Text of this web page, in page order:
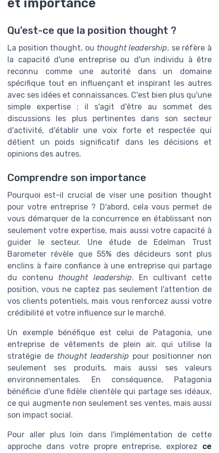
et importance
Qu'est-ce que la position thought ?
La position thought, ou thought leadership, se réfère à
la capacité d'une entreprise ou d'un individu à être
reconnu comme une autorité dans un domaine
spécifique tout en influençant et inspirant les autres
avec ses idées et connaissances. C'est bien plus qu'une
simple expertise ; il s'agit d'être au sommet des
discussions les plus pertinentes dans son secteur
d'activité, d'établir une voix forte et respectée qui
détient un poids significatif dans les décisions et
opinions des autres.
Comprendre son importance
Pourquoi est-il crucial de viser une position thought
pour votre entreprise ? D'abord, cela vous permet de
vous démarquer de la concurrence en établissant non
seulement votre expertise, mais aussi votre capacité à
guider le secteur. Une étude de Edelman Trust
Barometer révèle que 55% des décideurs sont plus
enclins à faire confiance à une entreprise qui partage
du contenu thought leadership. En cultivant cette
position, vous ne captez pas seulement l'attention de
vos clients potentiels, mais vous renforcez aussi votre
crédibilité et votre influence sur le marché.
Un exemple bénéfique est celui de Patagonia, une
entreprise de vêtements de plein air, qui utilise la
stratégie de thought leadership pour positionner non
seulement ses produits, mais aussi ses valeurs
environnementales. En conséquence, Patagonia
bénéficie d'une fidèle clientèle qui partage ses idéaux,
ce qui augmente non seulement ses ventes, mais aussi
son impact social.
Pour aller plus loin dans l'implémentation de cette
approche dans votre propre entreprise, explorez ce